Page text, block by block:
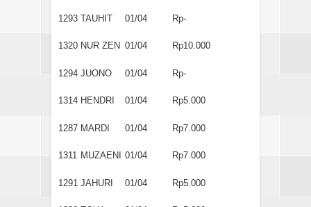
1293 TAUHIT 01/04 Rp-
1320 NUR ZEN 01/04 Rp10.000
1294 JUONO 01/04 Rp-
1314 HENDRI 01/04 Rp5.000
1287 MARDI 01/04 Rp7.000
1311 MUZAENI 01/04 Rp7.000
1291 JAHURI 01/04 Rp5.000